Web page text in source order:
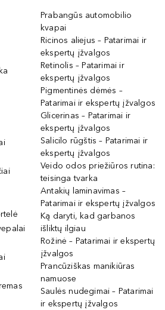
Prabangūs automobilio
kvapai
Ricinos aliejus – Patarimai ir
ekspertų įžvalgos
Retinolis – Patarimai ir
ekspertų įžvalgos
Pigmentinės dėmės –
Patarimai ir ekspertų įžvalgos
Glicerinas – Patarimai ir
ekspertų įžvalgos
Salicilo rūgštis – Patarimai ir
ekspertų įžvalgos
Veido odos priežiūros rutina:
teisinga tvarka
Antakių laminavimas –
Patarimai ir ekspertų įžvalgos
Ką daryti, kad garbanos
išliktų ilgiau
Rožinė – Patarimai ir ekspertų
įžvalgos
Prancūziškas manikiūras
namuose
Saulės nudegimai – Patarimai
ir ekspertų įžvalgos